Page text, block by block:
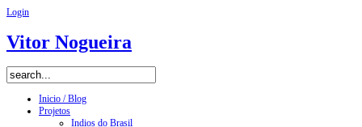
Login
Vitor Nogueira
Inicio / Blog
Projetos
Indios do Brasil